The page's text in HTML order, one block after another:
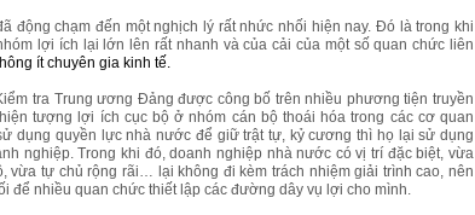
động chạm đến một nghịch lý rất nhức nhối hiện nay. Đó là trong khi
lợi ích lại lớn lên rất nhanh và của cải của một số quan chức liên
ít chuyên gia kinh tế.
tra Trung ương Đảng được công bố trên nhiều phương tiện truyền
tượng lợi ích cục bộ ở nhóm cán bộ thoái hóa trong các cơ quan
dụng quyền lực nhà nước để giữ trật tự, kỷ cương thì họ lại sử dụng
nghiệp. Trong khi đó, doanh nghiệp nhà nước có vị trí đặc biệt, vừa
vừa tự chủ rộng rãi… lại không đi kèm trách nhiệm giải trình cao, nên
để nhiều quan chức thiết lập các đường dây vụ lợi cho mình.